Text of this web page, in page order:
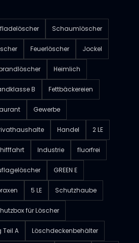
Schaumlöscher
Feuerlöscher Jockel
Heimlich
B Fettbäckereien
Gewerbe
Handel 2 LE
Industrie fluorfrei
GREEN E
5 LE Schutzhaube
für Löscher
A Löschdeckenbehälter